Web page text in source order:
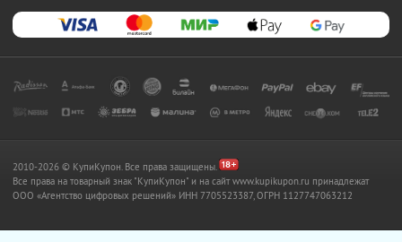
2010-2026 © КупиКупон. Все права защищены.
Все права на товарный знак "КупиКупон" и на сайт www.kupikupon.ru принадлежат
OOO «Агентство цифровых решений» ИНН 7705523387, ОГРН 1127747063212